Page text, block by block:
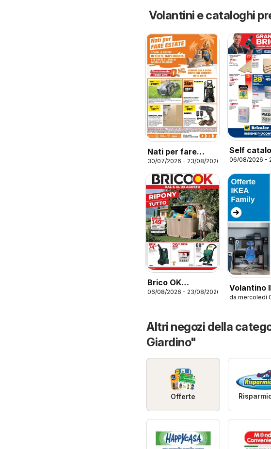
Volantini e cataloghi
Nati per fare
estate
30/07/2026 - 23/08/2026
Self
06/08/2026 -
Brico OK
volantino
06/08/2026 - 23/08/2026
Volantino
Family
da mercoledì
Altri negozi della
Giardino"
Offerte